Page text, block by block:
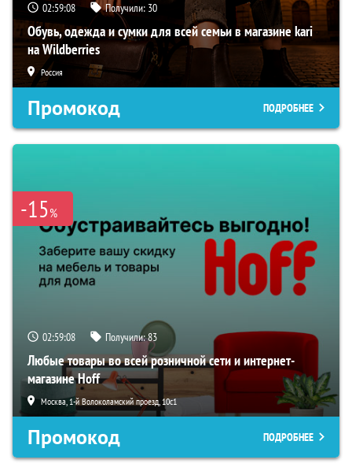
02:59:07 Получили: 30
Обувь, одежда и сумки для всей семьи в магазине kari
на Wildberries
Россия
Промокод ПОДРОБНЕЕ
-15%
02:59:07 Получили:83
Любые товары во всей розничной сети и интернет-
магазине Hoff
Москва, 1-й Волоколамский проезд, 10с1
Промокод ПОДРОБНЕЕ